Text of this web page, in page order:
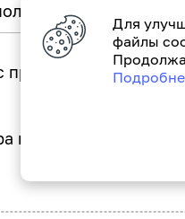
транша
можно ознакомиться
Для
файлы